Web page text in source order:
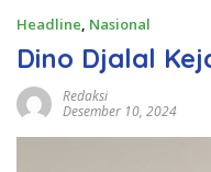
Headline, Nasional
Dino Djalal
Redaksi
Desember 10, 2024